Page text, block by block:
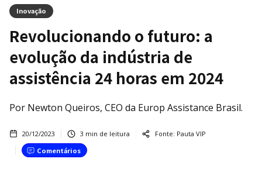
Inovação
Revolucionando o futuro: a
evolução da indústria de
assistência 24 horas em 2024
Por Newton Queiros, CEO da Europ Assistance Brasil.
20/12/2023 3 min de leitura Fonte: Pauta VIP
Comentários